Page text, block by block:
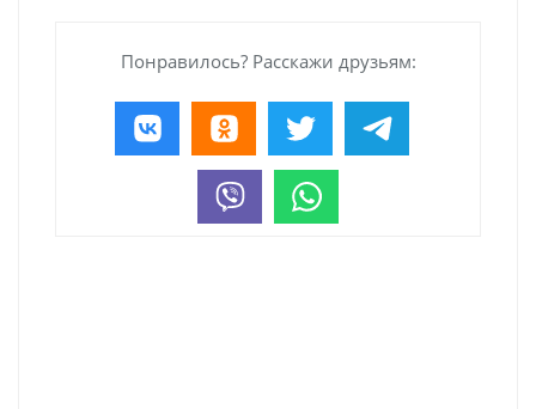
Понравилось? Расскажи друзьям: